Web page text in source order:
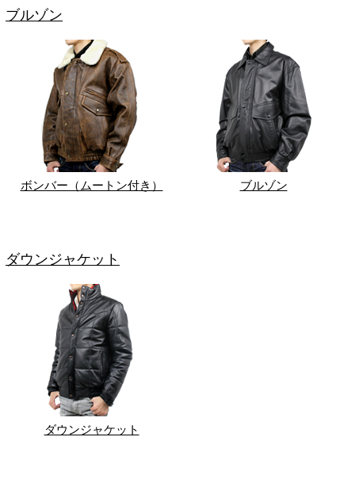
ブルゾン
ボンバー（ムートン付き） ブルゾン
ダウンジャケット
ダウンジャケット